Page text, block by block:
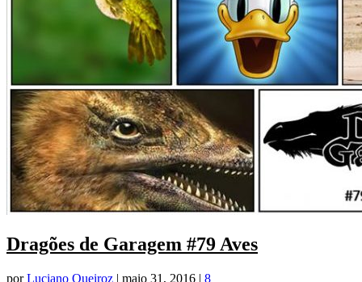
Dragões de Garagem #79 Aves
porLuciano Queiroz | maio 31, 2016 | 8